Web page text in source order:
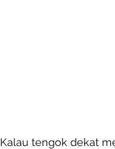
Kalau tengok dekat